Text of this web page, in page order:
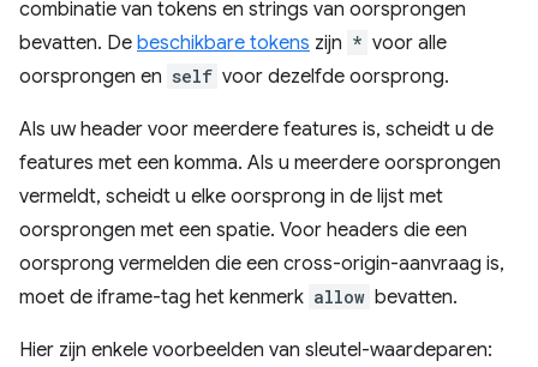
combinatie van tokens en strings van oorsprongen
bevatten. De beschikbare tokens zijn * voor alle
oorsprongen en self voor dezelfde oorsprong.
Als uw header voor meerdere features is, scheidt u de
features met een komma. Als u meerdere oorsprongen
vermeldt, scheidt u elke oorsprong in de lijst met
oorsprongen met een spatie. Voor headers die een
oorsprong vermelden die een cross-origin-aanvraag is,
moet de iframe-tag het kenmerk allow bevatten.
Hier zijn enkele voorbeelden van sleutel-waardeparen: